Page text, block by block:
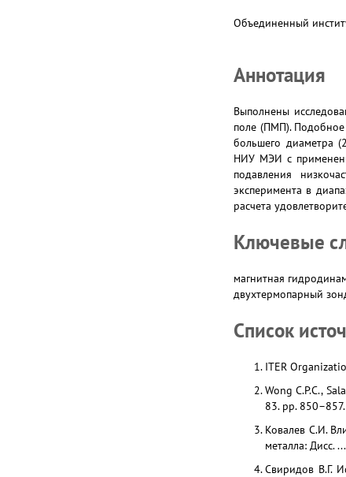
Объединенный
Аннотация
Выполнены
поле (ПМП). Подобное
большего диаметра
НИУ МЭИ с
подавления
эксперимента в
расчета
Ключевые
магнитная
двухтермопарный
Список
ITER
Wong C.P.C.,
83. pp. 850–857.
Ковалев С.И.
металла: Дисc.
Свиридов В.Г.